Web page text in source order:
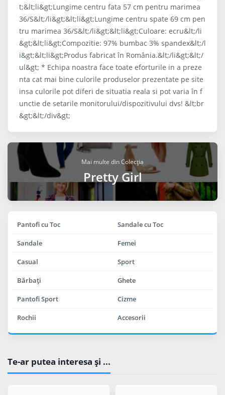
t;&lt;li&gt;Lungime centru fata 57 cm pentru marimea
36/S&lt;/li&gt;&lt;li&gt;Lungime centru spate 69 cm pen
tru marimea 36/S&lt;/li&gt;&lt;li&gt;Culoare: ecru&lt;/li
&gt;&lt;li&gt;Compozitie: 97% bumbac 3% spandex&lt;/l
i&gt;&lt;li&gt;Produs fabricat în România.&lt;/li&gt;&lt;/
ul&gt; * Echipa noastra face toate eforturile in a preze
nta cat mai bine culorile produselor prezentate pe site
insa culorile pot diferi de situatia reala si pot varia în f
unctie de setarile monitorului/dispozitivului dvs! &lt;br
&gt;&lt;/div&gt;
Mai multe din Colecția
Pretty Girl
Pantofi cu Toc Sandale cu Toc
Sandale Femei
Casual Sport
Bărbaţi Ghete
Pantofi Sport Cizme
Rochii Accesorii
Te-ar putea interesa şi ...